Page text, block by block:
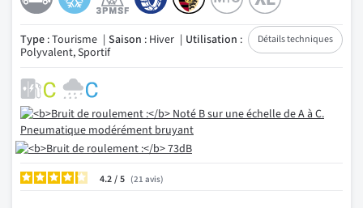
Détails techniques
Type : Tourisme Saison : Hiver Utilisation :
Polyvalent, Sportif
4.2/ 21 avis